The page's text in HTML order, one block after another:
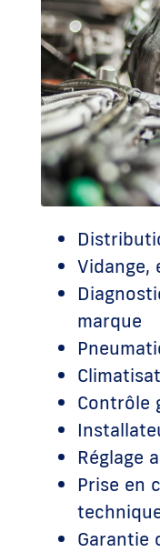
Vidange,
marque
Contrôle
Réglage
Prise en
Garantie